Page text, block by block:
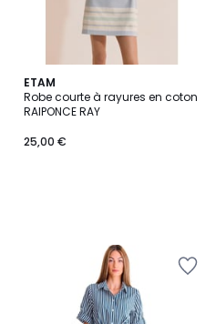
ETAM
Robe courte à rayures en coton
RAIPONCE RAY
25,00 €